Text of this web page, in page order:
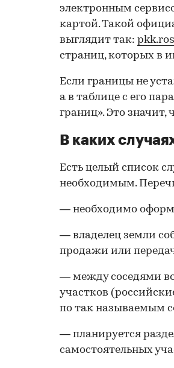
электронным
картой. Такой
выглядит так:
страниц, которых в
Если границы не
а в таблице с его
границ». Это
В каких
Есть целый список
необходимым.
— необходимо
— владелец земли
продажи или
— между соседями
участков
по так называемым
— планируется
самостоятельных